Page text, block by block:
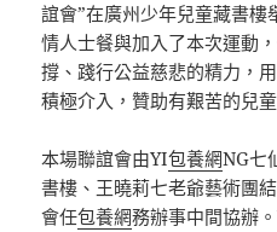
誼會”在廣州少年兒童藏書
情人士餐與加入了本次運動
撐、踐行公益慈悲的精力，
積極介入，贊助有艱苦的兒
本場聯誼會由YI包養網NG七
書樓、王曉莉七老爺藝術團
會任包養網務辦事中間協辦